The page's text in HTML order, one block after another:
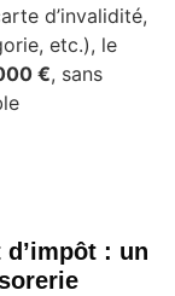
d’invalidité,
etc.), le
€, sans
d’impôt : un